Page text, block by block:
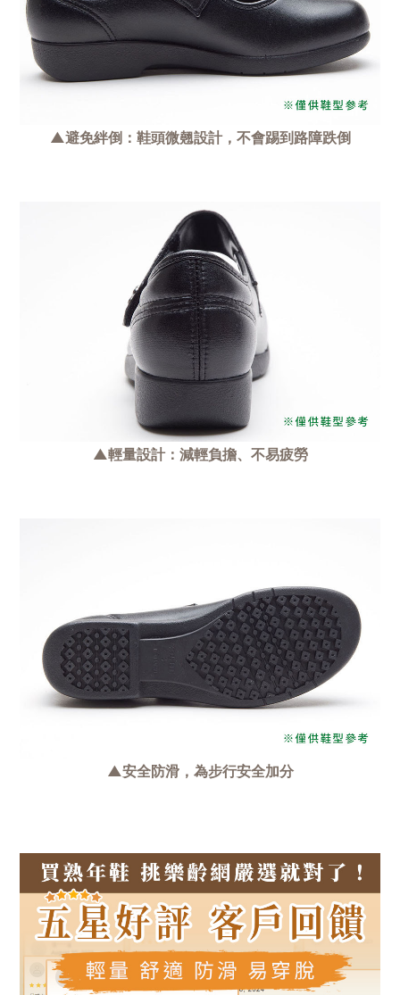
▲避免絆倒：鞋頭微翹設計，不會踢到路障跌倒
▲輕量設計：減輕負擔、不易疲勞
▲安全防滑，為步行安全加分